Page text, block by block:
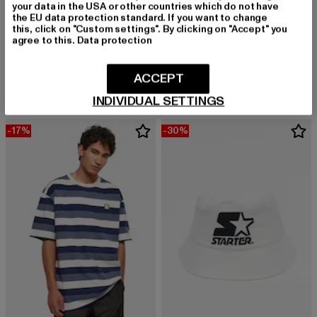
STARTER BLACK LABEL
Derzeitiger Preis: 19,99 EURAktionspreis: 24,99 EUR
55,29 EUR
Derzeitiger Preis: 55,29 EUR
-17% -30%
your data in the USA or other countries which do not have
the EU data protection standard. If you want to change
this, click on "Custom settings". By clicking on "Accept" you
agree to this. Data protection
INDIVIDUAL SETTINGS
ACCEPT